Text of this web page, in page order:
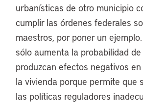
urbanísticas de otro municipio
cumplir las órdenes federales
maestros, por poner un
sólo aumenta la probabilidad
produzcan efectos negativos
la vivienda porque permite que
las políticas reguladores